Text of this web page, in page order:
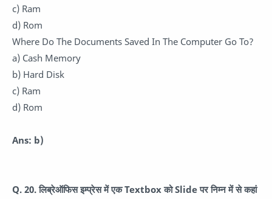
c) Ram
d) Rom
Where Do The Documents Saved In The Computer Go To?
a) Cash Memory
b) Hard Disk
c) Ram
d) Rom
Ans: b)
Q. 20. लिब्रेऑफिस इम्प्रेस में एक Textbox को Slide पर निम्न में से कहां